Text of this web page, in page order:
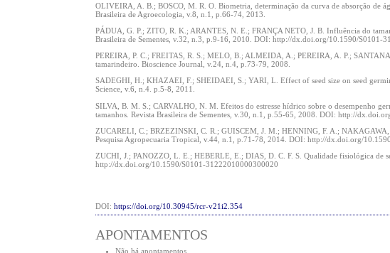
OLIVEIRA, A. B.; BOSCO, M. R. O. Biometria, determinação da curva de absorção de
Brasileira de Agroecologia, v.8, n.1, p.66-74, 2013.
PÁDUA, G. P.; ZITO, R. K.; ARANTES, N. E.; FRANÇA NETO, J. B. Influência do
Brasileira de Sementes, v.32, n.3, p.9-16, 2010. DOI: http://dx.doi.org/10.1590/S0101-
PEREIRA, P. C.; FREITAS, R. S.; MELO, B.; ALMEIDA, A.; PEREIRA, A. P.;
tamarindeiro. Bioscience Journal, v.24, n.4, p.73-79, 2008.
SADEGHI, H.; KHAZAEI, F.; SHEIDAEI, S.; YARI, L. Effect of seed size on seed
Science, v.6, n.4. p.5-8, 2011.
SILVA, B. M. S.; CARVALHO, N. M. Efeitos do estresse hídrico sobre o desempenho
tamanhos. Revista Brasileira de Sementes, v.30, n.1, p.55-65, 2008. DOI: http://
ZUCARELI, C.; BRZEZINSKI, C. R.; GUISCEM, J. M.; HENNING, F. A.; NAKAGAWA,
Pesquisa Agropecuaria Tropical, v.44, n.1, p.71-78, 2014. DOI: http://dx.doi.org/
ZUCHI, J.; PANOZZO, L. E.; HEBERLE, E.; DIAS, D. C. F. S. Qualidade fisiológica de
http://dx.doi.org/10.1590/S0101-31222010000300020
DOI:https://doi.org/10.30945/rcr-v21i2.354
APONTAMENTOS
Não há apontamentos.